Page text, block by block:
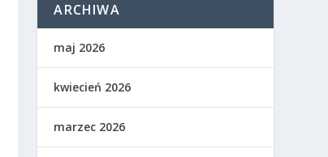
ARCHIWA
maj 2026
kwiecień 2026
marzec 2026